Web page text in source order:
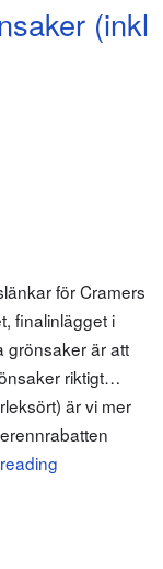
(inkl
för Cramers
finalinlägget i
grönsaker är att
riktigt…
är vi mer